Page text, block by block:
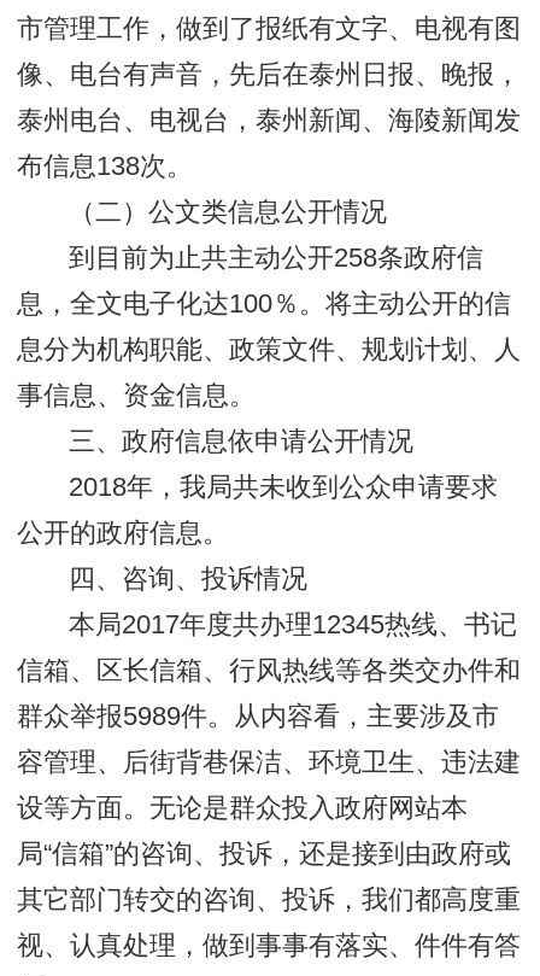
市管理工作，做到了报纸有文字、电视有图
像、电台有声音，先后在泰州日报、晚报，
泰州电台、电视台，泰州新闻、海陵新闻发
布信息138次。
（二）公文类信息公开情况
到目前为止共主动公开258条政府信
息，全文电子化达100％。将主动公开的信
息分为机构职能、政策文件、规划计划、人
事信息、资金信息。
三、政府信息依申请公开情况
2018年，我局共未收到公众申请要求
公开的政府信息。
四、咨询、投诉情况
本局2017年度共办理12345热线、书记
信箱、区长信箱、行风热线等各类交办件和
群众举报5989件。从内容看，主要涉及市
容管理、后街背巷保洁、环境卫生、违法建
设等方面。无论是群众投入政府网站本
局“信箱”的咨询、投诉，还是接到由政府或
其它部门转交的咨询、投诉，我们都高度重
视、认真处理，做到事事有落实、件件有答